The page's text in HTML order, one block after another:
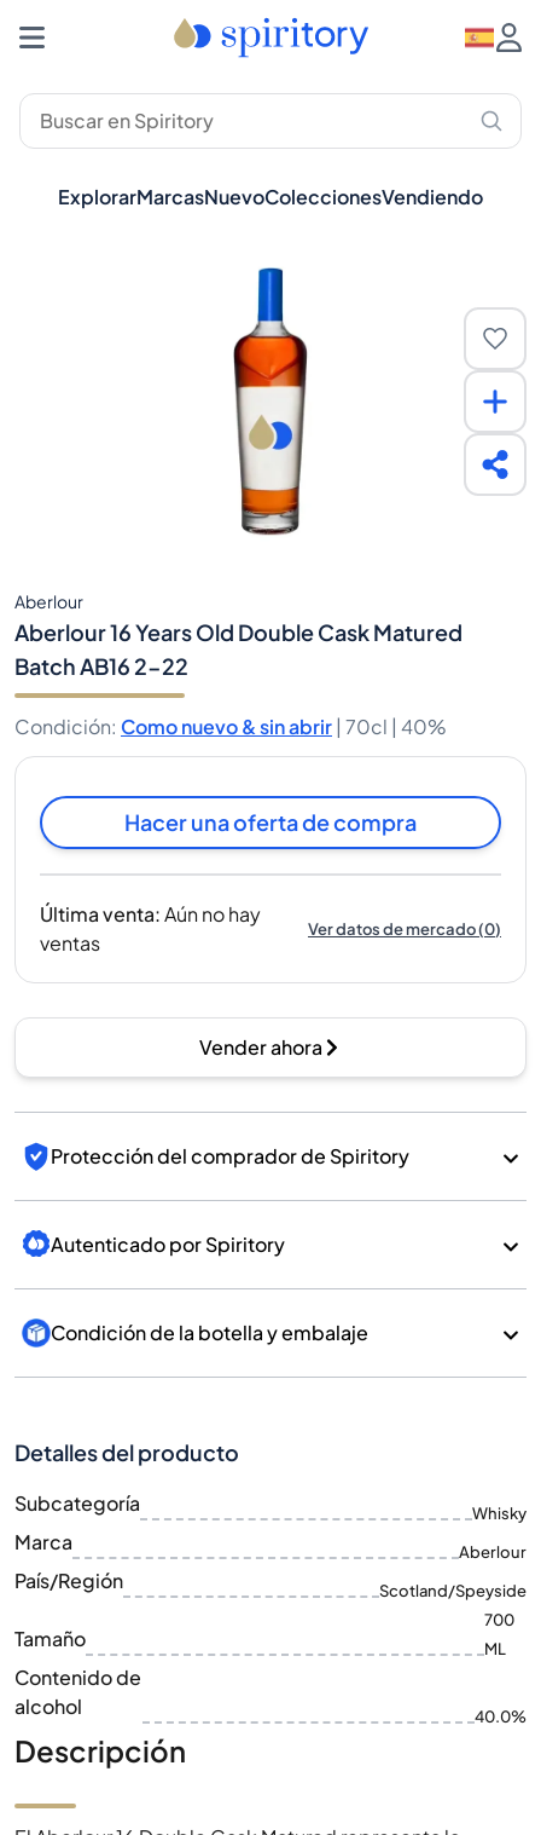
ExplorarMarcasNuevoColeccionesVendiendo
Aberlour
Aberlour 16 Years Old Double Cask Matured
Batch AB16 2-22
Condición: Como nuevo & sin abrir | 70cl | 40%
Hacer una oferta de compra
Última venta:Aún no hay
ventas
Ver datos de mercado(0)
Vender ahora
Protección del comprador de Spiritory
Autenticado por Spiritory
Condición de la botella y embalaje
Detalles del producto
Subcategoría Whisky
Marca Aberlour
País/Región Scotland/Speyside
Tamaño
700
ML
Contenido de
alcohol
40.0%
Descripción